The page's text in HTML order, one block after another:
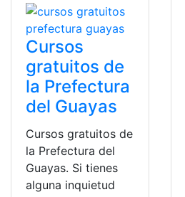
Cursos
gratuitos de
la Prefectura
del Guayas
Cursos gratuitos de
la Prefectura del
Guayas. Si tienes
alguna inquietud